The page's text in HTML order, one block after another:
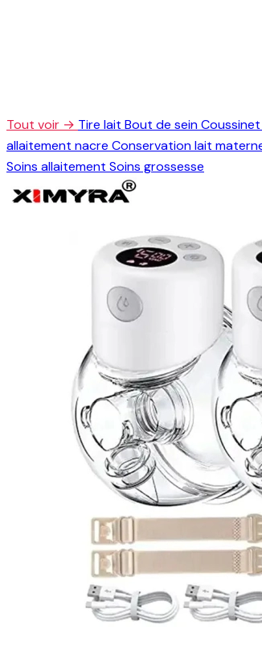
Tout voir → Tire lait Bout de sein
allaitement nacre Conservation lait
Soins allaitement Soins grossesse